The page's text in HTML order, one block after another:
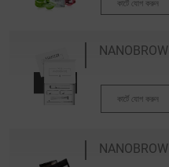
কার্টে যোগ করুন
NANOBROW
কার্টে যোগ করুন
NANOBROW